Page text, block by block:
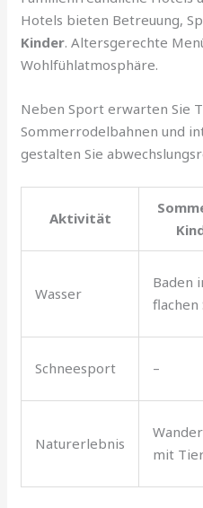
Hotels bieten Betreuung,
Kinder. Altersgerechte
Wohlfühlatmosphäre.
Neben Sport erwarten Sie
Sommerrodelbahnen und
gestalten Sie
Aktivität
Wasser
Baden
flachen
Schneesport –
Naturerlebnis
mit